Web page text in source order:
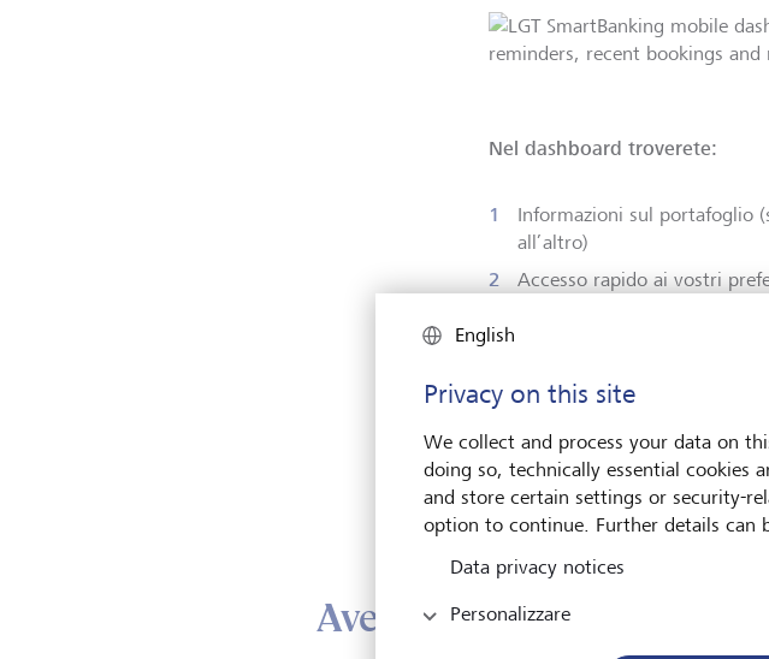
Nel dashboard troverete:
Informazioni sul portafoglio
all’altro)
Accesso rapido ai vostri
Promemoria di messaggi
Ultime operazioni sul conto
Ultime notizie sugli
Possibilità di personalizzare
Avete bisogno di
English
Privacy on this site
We collect and process your data on
doing so, technically essential cookies
and store certain settings or security-
option to continue. Further details can
Data privacy notices
Personalizzare